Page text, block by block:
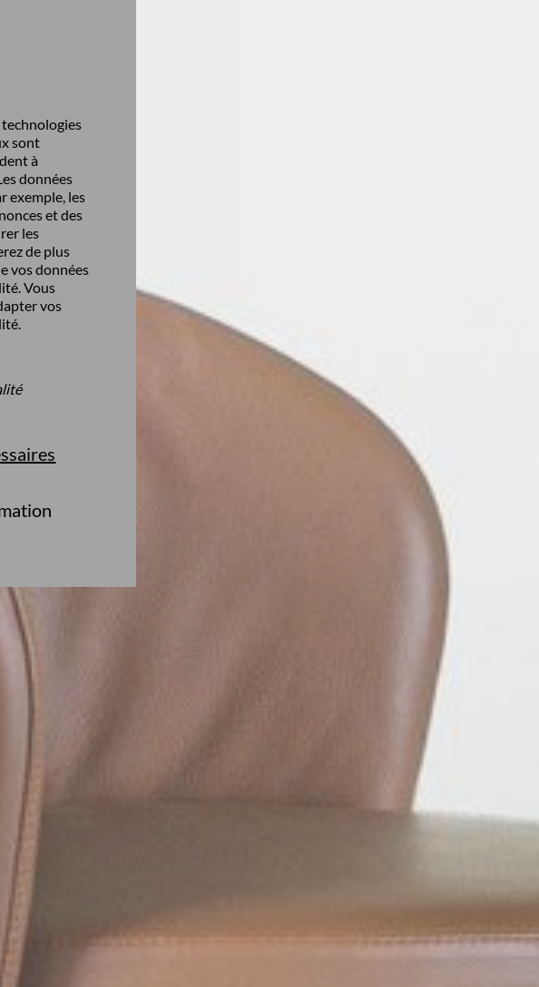
sont
à
données
exemple, les
et des
les
de plus
vos données
. Vous
vos
.